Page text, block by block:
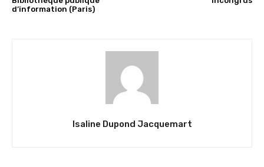
d’information (Paris)
Isaline Dupond Jacquemart